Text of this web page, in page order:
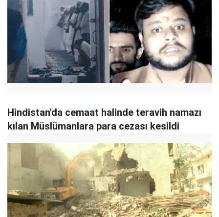
Hindistan'da cemaat halinde teravih namazı
kılan Müslümanlara para cezası kesildi